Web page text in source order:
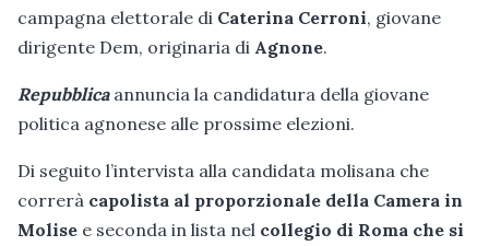
campagna elettorale di Caterina Cerroni, giovane
dirigente Dem, originaria di Agnone.
Repubblicaannuncia la candidatura della giovane
politica agnonese alle prossime elezioni.
Di seguito l’intervista alla candidata molisana che
correrà capolista al proporzionale della Camera in
Molise e seconda in lista nel collegio di Roma che si